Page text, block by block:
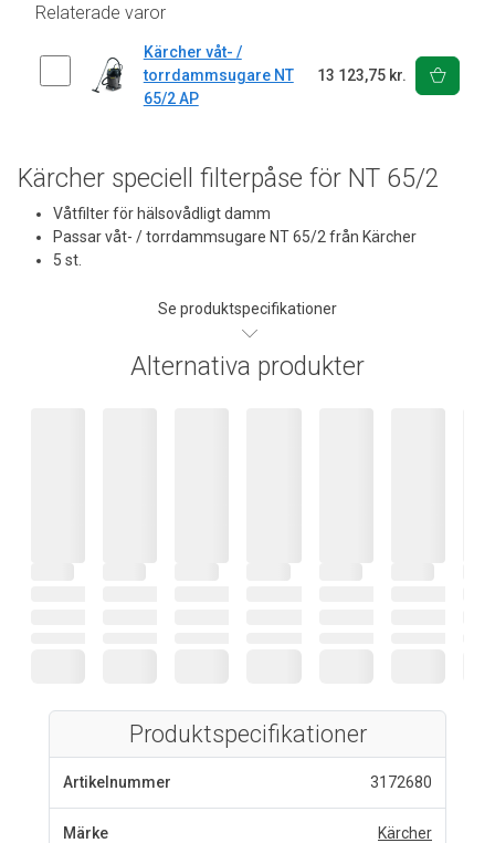
Kärcher speciell filterpåse för NT 65/2
Våtfilter för hälsovådligt damm
Passar våt- / torrdammsugare NT 65/2 från Kärcher
5 st.
Se produktspecifikationer
Relaterade varor
Kärcher våt- /
torrdammsugare NT
65/2 AP
13 123,75 kr.
Alternativa produkter
Produktspecifikationer
Artikelnummer 3172680
Märke Kärcher